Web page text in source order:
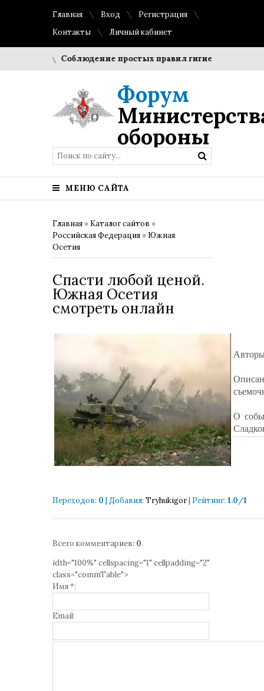
Главная Вход
Регистрация
Контакты
Личный кабинет
Соблюдение простых правил гигиены помогает
Форум
обороны
МЕНЮ САЙТА
Главная » Каталог сайтов »
Российская Федерация » Южная
Осетия
Спасти любой ценой.
Южная Осетия
смотреть онлайн
О
Переходов: 0 | Добавил: Tryhukigor| Рейтинг: 1.0/1
Всего комментариев: 0
idth="100%" cellspacing="1" cellpadding="2"
class="commTable">
Имя *:
Email: